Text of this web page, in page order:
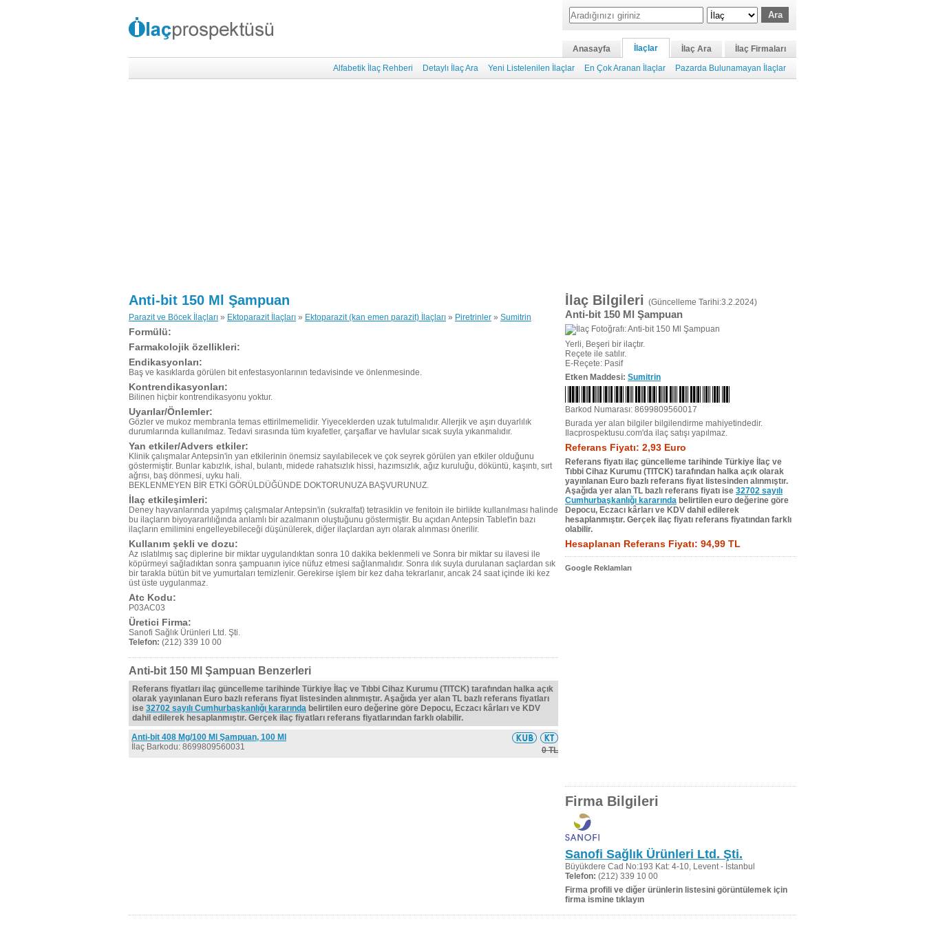
Anasayfa İlaçlar İlaç Ara
İlaç Firmaları
Alfabetik İlaç Rehberi
Detaylı İlaç Ara Yeni Listelenilen İlaçlar En Çok Aranan İlaçlar Pazarda Bulunamayan İlaçlar
Anti-bit 150 Ml Şampuan
Parazit ve Böcek İlaçları » Ektoparazit İlaçları » Ektoparazit (kan emen parazit) İlaçları » Piretrinler » Sumitrin
Formülü:
Farmakolojik özellikleri:
Endikasyonları:
Baş ve kasıklarda görülen bit enfestasyonlarının tedavisinde ve önlenmesinde.
Kontrendikasyonları:
Bilinen hiçbir kontrendikasyonu yoktur.
Uyarılar/Önlemler:
Gözler ve mukoz membranla temas ettirilmemelidir. Yiyeceklerden uzak tutulmalıdır. Allerjik ve aşırı duyarlılık
durumlarında kullanılmaz. Tedavi sırasında tüm kıyafetler, çarşaflar ve havlular sıcak suyla yıkanmalıdır.
Yan etkiler/Advers etkiler:
Klinik çalışmalar Antepsin'in yan etkilerinin önemsiz sayılabilecek ve çok seyrek görülen yan etkiler olduğunu
göstermiştir. Bunlar kabızlık, ishal, bulantı, midede rahatsızlık hissi, hazımsızlık, ağız kuruluğu, döküntü, kaşıntı, sırt
ağrısı, baş dönmesi, uyku hali.
BEKLENMEYEN BİR ETKİ GÖRÜLDÜĞÜNDE DOKTORUNUZA BAŞVURUNUZ.
İlaç etkileşimleri:
Deney hayvanlarında yapılmış çalışmalar Antepsin'in (sukralfat) tetrasiklin ve fenitoin ile birlikte kullanılması halinde
bu ilaçların biyoyararlılığında anlamlı bir azalmanın oluştuğunu göstermiştir. Bu açıdan Antepsin Tablet'in bazı
ilaçların emilimini engelleyebileceği düşünülerek, diğer ilaçlardan ayrı olarak alınması önerilir.
Kullanım şekli ve dozu:
Az ıslatılmış saç diplerine bir miktar uygulandıktan sonra 10 dakika beklenmeli ve Sonra bir miktar su ilavesi ile
köpürmeyi sağladıktan sonra şampuanın iyice nüfuz etmesi sağlanmalıdır. Sonra ılık suyla durulanan saçlardan sık
bir tarakla bütün bit ve yumurtaları temizlenir. Gerekirse işlem bir kez daha tekrarlanır, ancak 24 saat içinde iki kez
üst üste uygulanmaz.
Atc Kodu:
P03AC03
Üretici Firma:
Sanofi Sağlık Ürünleri Ltd. Şti.
Telefon: (212) 339 10 00
Anti-bit 150 Ml Şampuan Benzerleri
Referans fiyatları ilaç güncelleme tarihinde Türkiye İlaç ve Tıbbi Cihaz Kurumu (TITCK) tarafından halka açık
olarak yayınlanan Euro bazlı referans fiyat listesinden alınmıştır. Aşağıda yer alan TL bazlı referans fiyatları
ise 32702 sayılı Cumhurbaşkanlığı kararında belirtilen euro değerine göre Depocu, Eczacı kârları ve KDV
dahil edilerek hesaplanmıştır. Gerçek ilaç fiyatları referans fiyatlarından farklı olabilir.
Anti-bit 408 Mg/100 Ml Şampuan, 100 Ml
İlaç Barkodu: 8699809560031
0 TL
İlaç Bilgileri (Güncelleme Tarihi:3.2.2024)
Anti-bit 150 Ml Şampuan
Yerli, Beşeri bir ilaçtır.
Reçete ile satılır.
E-Reçete: Pasif
Etken Maddesi: Sumitrin
Barkod Numarası: 8699809560017
Burada yer alan bilgiler bilgilendirme mahiyetindedir.
Ilacprospektusu.com'da ilaç satışı yapılmaz.
Referans Fiyatı: 2,93 Euro
Referans fiyatı ilaç güncelleme tarihinde Türkiye İlaç ve
Tıbbi Cihaz Kurumu (TITCK) tarafından halka açık olarak
yayınlanan Euro bazlı referans fiyat listesinden alınmıştır.
Aşağıda yer alan TL bazlı referans fiyatı ise 32702 sayılı
Cumhurbaşkanlığı kararında belirtilen euro değerine göre
Depocu, Eczacı kârları ve KDV dahil edilerek
hesaplanmıştır. Gerçek ilaç fiyatı referans fiyatından farklı
olabilir.
Hesaplanan Referans Fiyatı: 94,99 TL
Google Reklamları
Firma Bilgileri
Sanofi Sağlık Ürünleri Ltd. Şti.
Büyükdere Cad No:193 Kat: 4-10, Levent - İstanbul
Telefon: (212) 339 10 00
Firma profili ve diğer ürünlerin listesini görüntülemek için
firma ismine tıklayın